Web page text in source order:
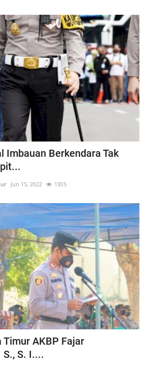
Imbauan Berkendara Tak
Jun 15, 2022 1305
Timur AKBP Fajar
S. I....